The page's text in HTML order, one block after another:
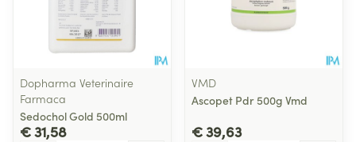
Dopharma Veterinaire
Farmaca
Sedochol Gold 500ml
€ 31,58
VMD
Ascopet Pdr 500g Vmd
€ 39,63